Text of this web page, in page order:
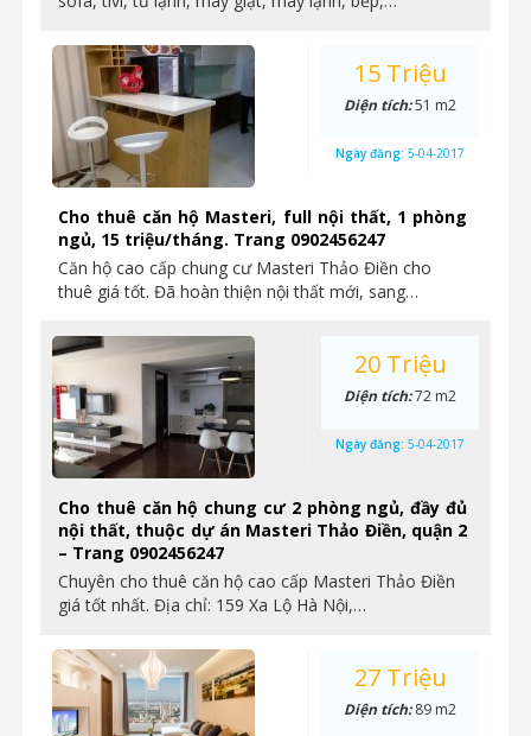
Cho thuê căn hộ Masteri, full nội thất, 1 phòng
ngủ, 15 triệu/tháng. Trang 0902456247
Căn hộ cao cấp chung cư Masteri Thảo Điền cho
thuê giá tốt. Đã hoàn thiện nội thất mới, sang…
15 Triệu
Diện tích:51 m2
Ngày đăng: 5-04-2017
Cho thuê căn hộ chung cư 2 phòng ngủ, đầy đủ
nội thất, thuộc dự án Masteri Thảo Điền, quận 2
– Trang 0902456247
Chuyên cho thuê căn hộ cao cấp Masteri Thảo Điền
giá tốt nhất. Địa chỉ: 159 Xa Lộ Hà Nội,…
20 Triệu
Diện tích:72 m2
Ngày đăng: 5-04-2017
27 Triệu
Diện tích:89 m2